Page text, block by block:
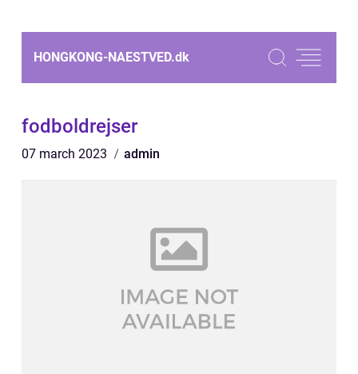
HONGKONG-NAESTVED.dk
fodboldrejser
07 march 2023 admin